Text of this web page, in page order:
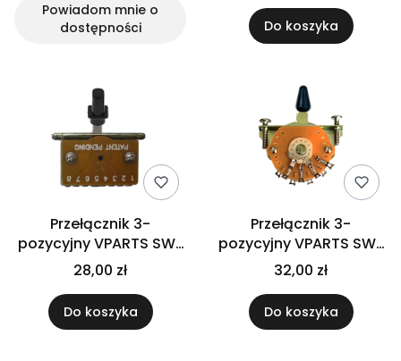
Powiadom mnie o
dostępności
Do koszyka
Przełącznik 3-
pozycyjny VPARTS SW-
113TH (BK)
28,00 zł
Do koszyka
Przełącznik 3-
pozycyjny VPARTS SW-
203 (BK)
32,00 zł
Do koszyka